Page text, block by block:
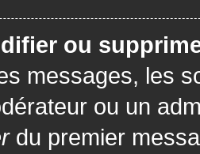
ou
messages, les
ou un
du premier